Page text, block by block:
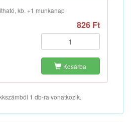
kb. +1 munkanap
826 Ft
Kosárba
1 db-ra vonatkozik.